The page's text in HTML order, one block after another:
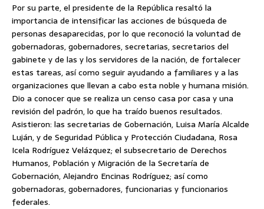
Por su parte, el presidente de la República resaltó la
importancia de intensificar las acciones de búsqueda de
personas desaparecidas, por lo que reconoció la voluntad de
gobernadoras, gobernadores, secretarias, secretarios del
gabinete y de las y los servidores de la nación, de fortalecer
estas tareas, así como seguir ayudando a familiares y a las
organizaciones que llevan a cabo esta noble y humana misión.
Dio a conocer que se realiza un censo casa por casa y una
revisión del padrón, lo que ha traído buenos resultados.
Asistieron: las secretarias de Gobernación, Luisa María Alcalde
Luján, y de Seguridad Pública y Protección Ciudadana, Rosa
Icela Rodríguez Velázquez; el subsecretario de Derechos
Humanos, Población y Migración de la Secretaría de
Gobernación, Alejandro Encinas Rodríguez; así como
gobernadoras, gobernadores, funcionarias y funcionarios
federales.